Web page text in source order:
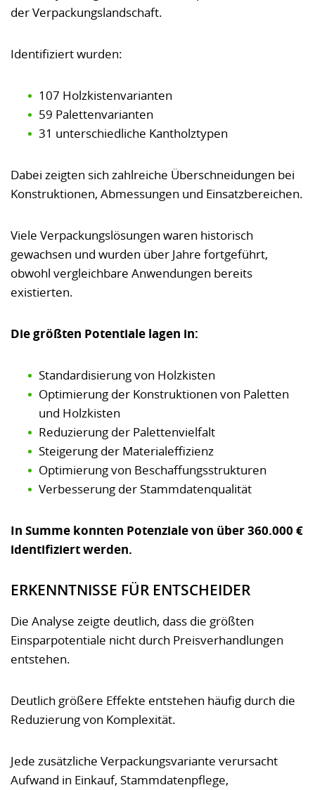
der Verpackungslandschaft.
Identifiziert wurden:
107 Holzkistenvarianten
59 Palettenvarianten
31 unterschiedliche Kantholztypen
Dabei zeigten sich zahlreiche Überschneidungen bei
Konstruktionen, Abmessungen und Einsatzbereichen.
Viele Verpackungslösungen waren historisch
gewachsen und wurden über Jahre fortgeführt,
obwohl vergleichbare Anwendungen bereits
existierten.
Die größten Potentiale lagen in:
Standardisierung von Holzkisten
Optimierung der Konstruktionen von Paletten
und Holzkisten
Reduzierung der Palettenvielfalt
Steigerung der Materialeffizienz
Optimierung von Beschaffungsstrukturen
Verbesserung der Stammdatenqualität
In Summe konnten Potenziale von über 360.000 €
identifiziert werden.
ERKENNTNISSE FÜR ENTSCHEIDER
Die Analyse zeigte deutlich, dass die größten
Einsparpotentiale nicht durch Preisverhandlungen
entstehen.
Deutlich größere Effekte entstehen häufig durch die
Reduzierung von Komplexität.
Jede zusätzliche Verpackungsvariante verursacht
Aufwand in Einkauf, Stammdatenpflege,